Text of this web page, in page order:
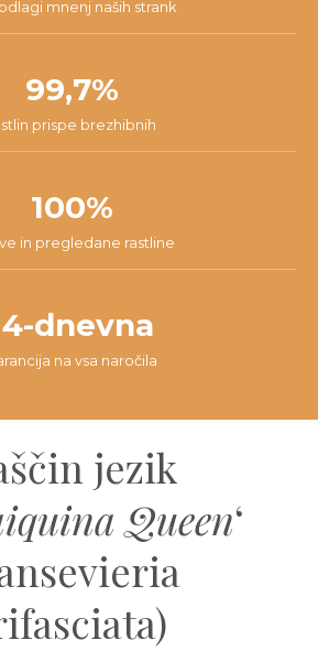
mnenj naših strank
99,7%
prispe brezhibnih
100%
in pregledane rastline
dnevna
na vsa naročila
jezik
Queen‘